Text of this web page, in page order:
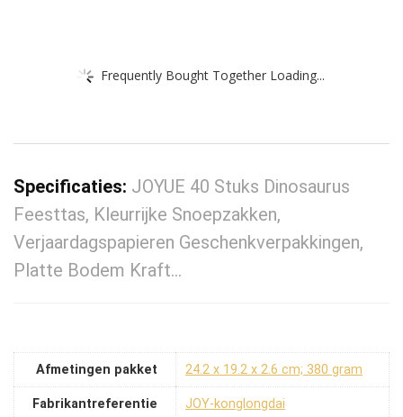
Frequently Bought Together Loading...
Specificaties: JOYUE 40 Stuks Dinosaurus
Feesttas, Kleurrijke Snoepzakken,
Verjaardagspapieren Geschenkverpakkingen,
Platte Bodem Kraft…
Afmetingen pakket ‎24.2 x 19.2 x 2.6 cm; 380 gram
Fabrikantreferentie ‎JOY-konglongdai